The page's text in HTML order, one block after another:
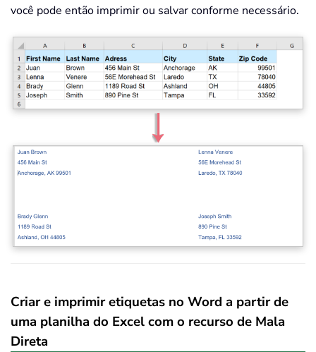
você pode então imprimir ou salvar conforme necessário.
Criar e imprimir etiquetas no Word a partir de
uma planilha do Excel com o recurso de Mala
Direta